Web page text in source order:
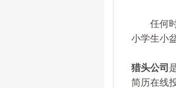
任何时
小学生小
猎头公司
简历在线